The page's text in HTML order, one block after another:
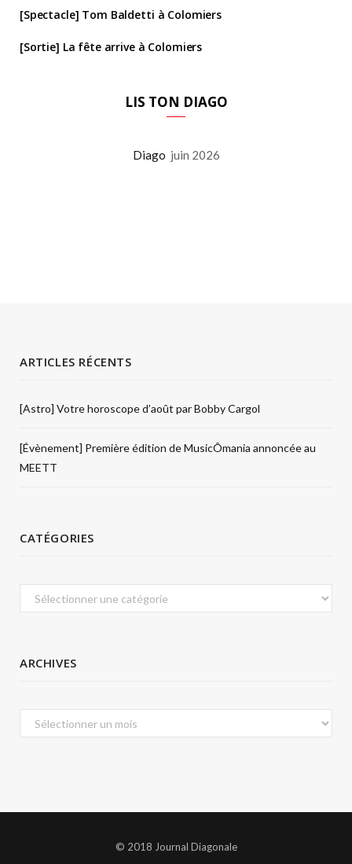
[Spectacle] Tom Baldetti à Colomiers
[Sortie] La fête arrive à Colomiers
LIS TON DIAGO
Diago juin 2026
ARTICLES RÉCENTS
[Astro] Votre horoscope d’août par Bobby Cargol
[Évènement] Première édition de MusicÔmania annoncée au
MEETT
CATÉGORIES
Catégories
ARCHIVES
Archives
© 2018 Journal Diagonale